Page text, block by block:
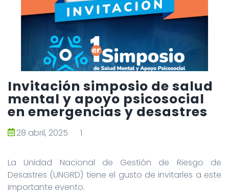
Invitación simposio de salud
mental y apoyo psicosocial
en emergencias y desastres
28 abril, 2025 1
La Unidad Nacional de Gestión de Riesgo de
Desastres (UNGRD) tiene el gusto de invitarles a este
importante evento.